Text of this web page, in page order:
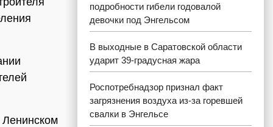
подробности гибели годовалой
девочки под Энгельсом
В выходные в Саратовской области
ударит 39-градусная жара
Роспотребнадзор признал факт
загрязнения воздуха из-за горевшей
свалки в Энгельсе